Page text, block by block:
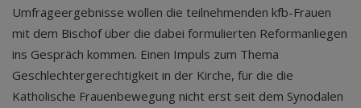
Umfrageergebnisse wollen die teilnehmenden kfb-Frauen
mit dem Bischof über die dabei formulierten Reformanliegen
ins Gespräch kommen. Einen Impuls zum Thema
Geschlechtergerechtigkeit in der Kirche, für die die
Katholische Frauenbewegung nicht erst seit dem Synodalen